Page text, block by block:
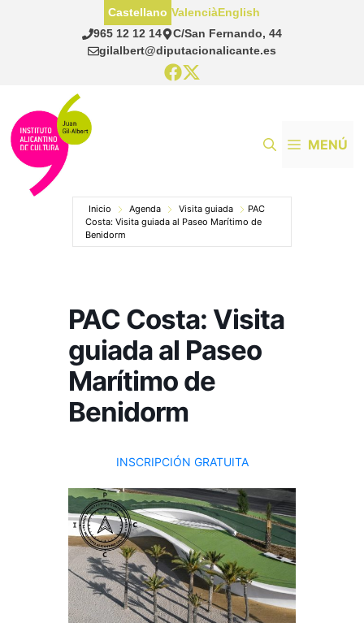
965 12 12 14
C/San Fernando, 44
gilalbert@diputacionalicante.es
Castellano ValenciàEnglish
MENÚ
Inicio Agenda Visita guiada
PAC
Costa: Visita guiada al Paseo Marítimo de
Benidorm
PAC Costa: Visita
guiada al Paseo
Marítimo de
Benidorm
INSCRIPCIÓN GRATUITA